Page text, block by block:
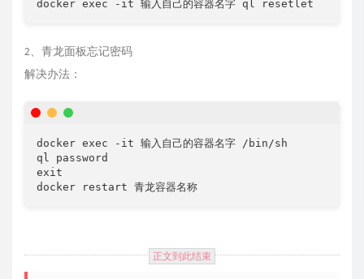
2、青龙面板忘记密码
解决办法：
docker exec -it 输入自己的容器名字 /bin/sh
ql password
exit
docker restart 青龙容器名称
正文到此结束